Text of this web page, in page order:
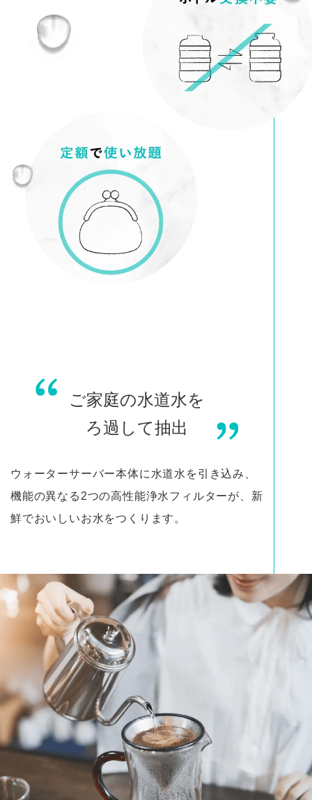
ご家庭の水道水を
ろ過して抽出
ウォーターサーバー本体に水道水を引き込み、
機能の異なる2つの高性能浄水フィルターが、新
鮮でおいしいお水をつくります。